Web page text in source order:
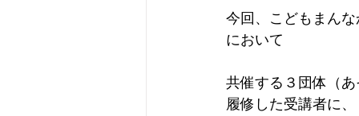
今回、こどもまん
において
共催する３団体（
履修した受講者に、